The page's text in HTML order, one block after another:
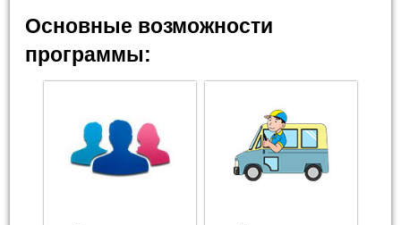
Основные возможности
программы: